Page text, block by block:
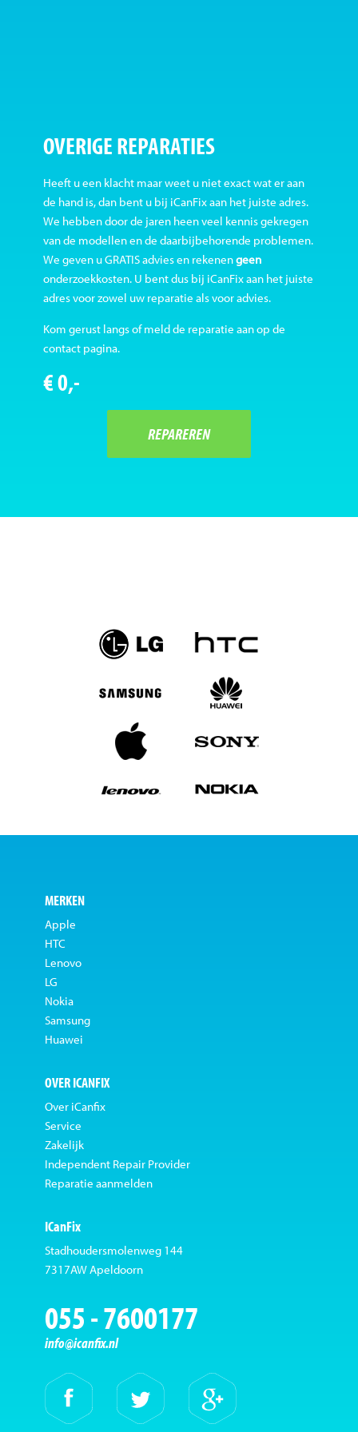
OVERIGE REPARATIES
Heeft u een klacht maar weet u niet exact wat er aan
de hand is, dan bent u bij iCanFix aan het juiste adres.
We hebben door de jaren heen veel kennis gekregen
van de modellen en de daarbijbehorende problemen.
We geven u GRATIS advies en rekenengeen
onderzoekkosten. U bent dus bij iCanFix aan het juiste
adres voor zowel uw reparatie als voor advies.
Kom gerust langs of meld de reparatie aan op de
contact pagina.
€ 0,-
REPAREREN
MERKEN
Apple
HTC
Lenovo
LG
Nokia
Samsung
Huawei
OVER ICANFIX
Over iCanfix
Service
Zakelijk
Independent Repair Provider
Reparatie aanmelden
ICanFix
Stadhoudersmolenweg 144
7317AW Apeldoorn
055 - 7600177
info@icanfix.nl